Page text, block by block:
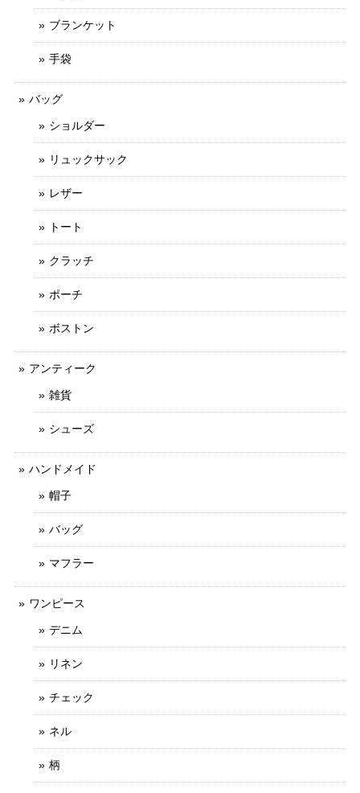
ブランケット
手袋
バッグ
ショルダー
リュックサック
レザー
トート
クラッチ
ポーチ
ボストン
アンティーク
雑貨
シューズ
ハンドメイド
帽子
バッグ
マフラー
ワンピース
デニム
リネン
チェック
ネル
柄